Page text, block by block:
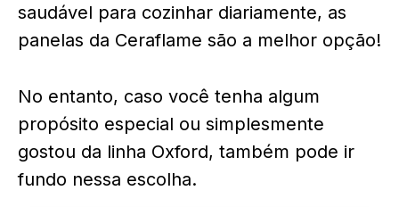
saudável para cozinhar diariamente, as
panelas da Ceraflame são a melhor opção!
No entanto, caso você tenha algum
propósito especial ou simplesmente
gostou da linha Oxford, também pode ir
fundo nessa escolha.